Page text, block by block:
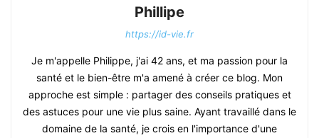
Phillipe
https://id-vie.fr
Je m'appelle Philippe, j'ai 42 ans, et ma passion pour la
santé et le bien-être m'a amené à créer ce blog. Mon
approche est simple : partager des conseils pratiques et
des astuces pour une vie plus saine. Ayant travaillé dans le
domaine de la santé, je crois en l'importance d'une